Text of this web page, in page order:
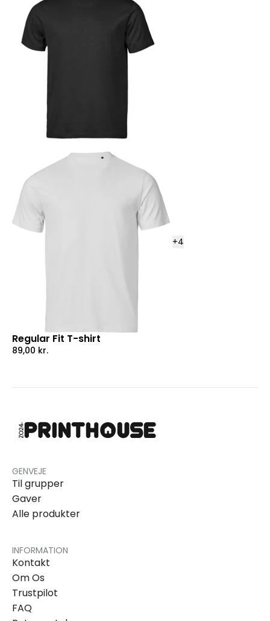
+4
Regular Fit T-shirt
89,00 kr.
GENVEJE
Til grupper
Gaver
Alle produkter
INFORMATION
Kontakt
Om Os
Trustpilot
FAQ